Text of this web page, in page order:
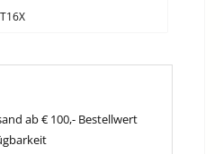
ab € 100,- Bestellwert